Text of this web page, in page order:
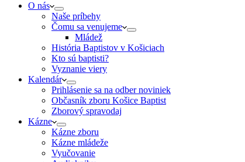
O nás
Naše príbehy
Čomu sa venujeme
Mládež
História Baptistov v Košiciach
Kto sú baptisti?
Vyznanie viery
Kalendár
Prihlásenie sa na odber noviniek
Občasník zboru Košice Baptist
Zborový spravodaj
Kázne
Kázne zboru
Kázne mládeže
Vyučovanie